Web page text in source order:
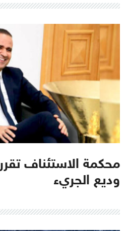
محكمة الاستئناف
وديع الجريء